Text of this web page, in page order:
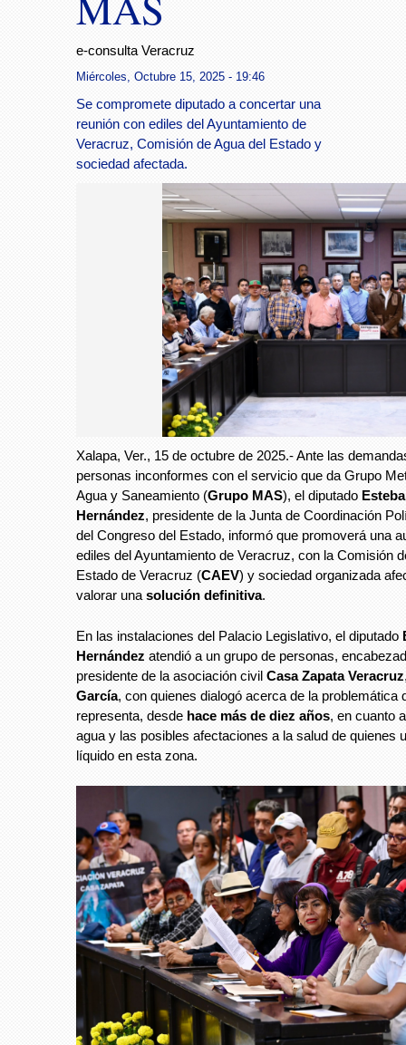
e-consulta Veracruz
Miércoles, Octubre 15, 2025 - 19:46
Se compromete diputado a concertar una
reunión con ediles del Ayuntamiento de
Veracruz, Comisión de Agua del Estado y
sociedad afectada.
Xalapa, Ver., 15 de octubre de 2025.- Ante las
personas inconformes con el servicio que da Grupo
Agua y Saneamiento (Grupo MAS), el diputado
Hernández, presidente de la Junta de Coordinación
del Congreso del Estado, informó que promoverá una
ediles del Ayuntamiento de Veracruz, con la Comisión
Estado de Veracruz (CAEV) y sociedad organizada
valorar una solución definitiva.
En las instalaciones del Palacio Legislativo, el diputado
Hernández atendió a un grupo de personas,
presidente de la asociación civil Casa Zapata Veracruz
García, con quienes dialogó acerca de la problemática
representa, desde hace más de diez años, en cuanto
agua y las posibles afectaciones a la salud de quienes
líquido en esta zona.